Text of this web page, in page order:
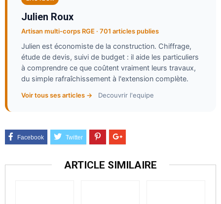
Julien Roux
Artisan multi-corps RGE · 701 articles publies
Julien est économiste de la construction. Chiffrage,
étude de devis, suivi de budget : il aide les particuliers
à comprendre ce que coûtent vraiment leurs travaux,
du simple rafraîchissement à l'extension complète.
Voir tous ses articles → Decouvrir l'equipe
ARTICLE SIMILAIRE